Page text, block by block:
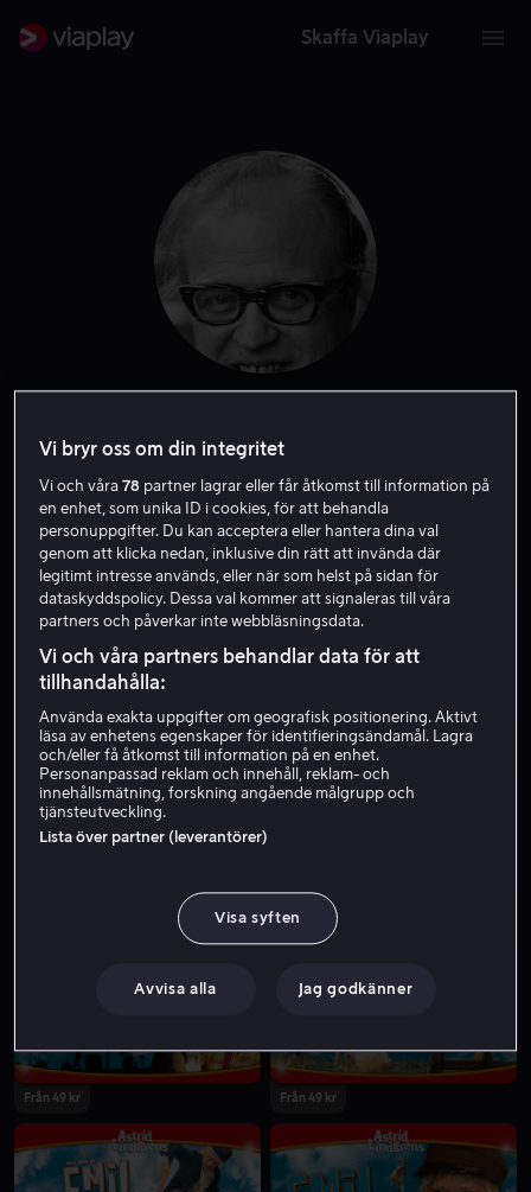
Skaffa Viaplay
Olle Hellbom
Producent Regissör
Från 49 kr Från 49 kr
Från 49 kr
Från 49 kr Från 49 kr
Vi bryr oss om din integritet
Vi och våra78 partner lagrar eller får åtkomst till information på
en enhet, som unika ID i cookies, för att behandla
personuppgifter. Du kan acceptera eller hantera dina val
genom att klicka nedan, inklusive din rätt att invända där
legitimt intresse används, eller när som helst på sidan för
dataskyddspolicy. Dessa val kommer att signaleras till våra
partners och påverkar inte webbläsningsdata.
Vi och våra partners behandlar data för att
tillhandahålla:
Använda exakta uppgifter om geografisk positionering. Aktivt
läsa av enhetens egenskaper för identifieringsändamål. Lagra
och/eller få åtkomst till information på en enhet.
Personanpassad reklam och innehåll, reklam- och
innehållsmätning, forskning angående målgrupp och
tjänsteutveckling.
Lista över partner (leverantörer)
Visa syften
Avvisa alla Jag godkänner